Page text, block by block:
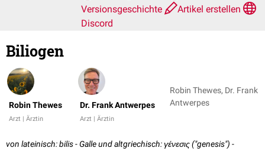
Versionsgeschichte
Artikel erstellen
Discord
Biliogen
Robin Thewes
Arzt | Ärztin
Dr. Frank Antwerpes
Arzt | Ärztin
Robin Thewes, Dr. Frank
Antwerpes
von lateinisch: bilis - Galle und altgriechisch: γένεσις ("genesis") -